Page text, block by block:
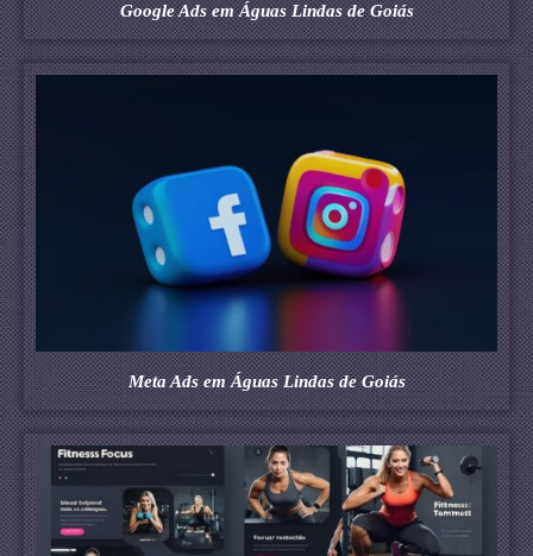
Google Ads em Águas Lindas de Goiás
Meta Ads em Águas Lindas de Goiás